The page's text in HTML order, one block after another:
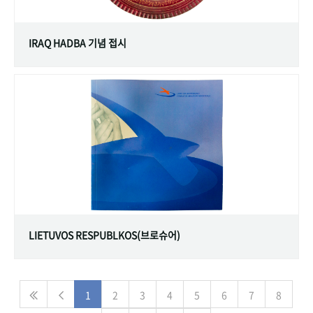
IRAQ HADBA 기념 접시
LIETUVOS RESPUBLKOS(브로슈어)
1 2 3 4 5 6 7 8